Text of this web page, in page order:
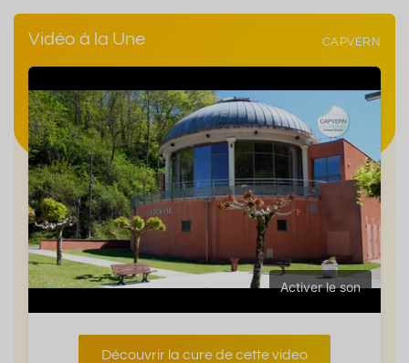
Vidéo à la Une CAPVERN
Activer le son
Découvrir la cure de cette video